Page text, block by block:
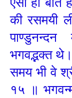
की रसमयी
पाण्डुनन्दन
भगवद्भक्त
समय भी वे
१५ ॥